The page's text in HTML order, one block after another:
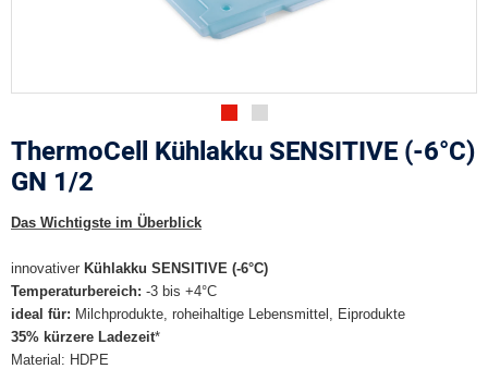
ThermoCell Kühlakku SENSITIVE (-6°C)
GN 1/2
Das Wichtigste im Überblick
innovativer Kühlakku SENSITIVE (-6°C)
Temperaturbereich: -3 bis +4°C
ideal für: Milchprodukte, roheihaltige Lebensmittel, Eiprodukte
35% kürzere Ladezeit*
Material: HDPE